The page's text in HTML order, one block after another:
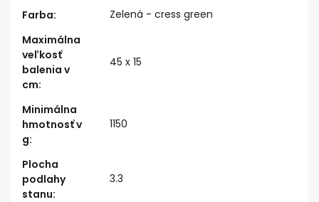
Farba:
Zelená - cress green
Maximálna
veľkosť
balenia v
cm:
45 x 15
Minimálna
hmotnosť v
g:
1150
Plocha
podlahy
stanu:
3.3